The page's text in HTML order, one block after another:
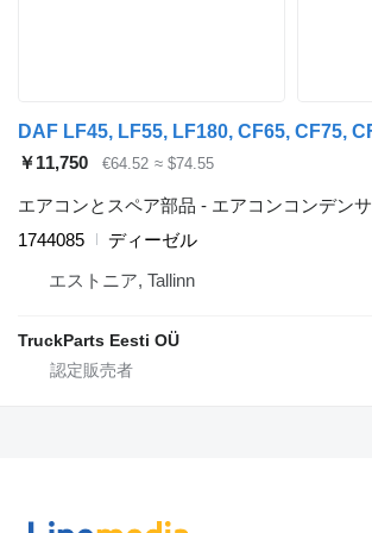
￥11,750 €64.52 ≈ $74.55
エアコンとスペア部品 - エアコンコンデンサ
1744085
ディーゼル
エストニア, Tallinn
TruckParts Eesti OÜ